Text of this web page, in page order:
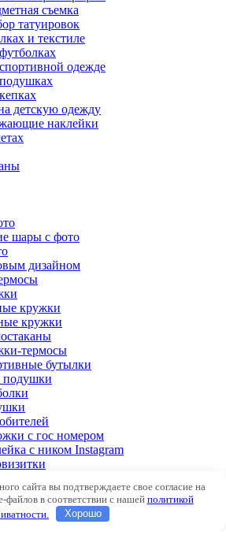
съемка
татуировок
и текстиле
одежде
детскую одежду
наклейки
шары с фото
дизайном
кружки
кружки
термосы
бутылки
подушки
с гос номером
с ником Instagram
сайта вы подтверждаете свое согласие на
файлов в соответствии с нашей политикой
Хорошо